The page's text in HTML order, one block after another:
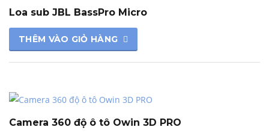
Loa sub JBL BassPro Micro
THÊM VÀO GIỎ HÀNG
Camera 360 độ ô tô Owin 3D PRO